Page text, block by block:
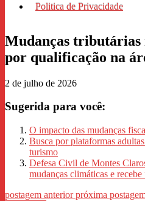
Politica de Privacidade
Mudanças tributárias
por qualificação na
2 de julho de 2026
Sugerida para você:
O impacto das mudanças
Busca por plataformas
turismo
Defesa Civil de Montes
mudanças climáticas e
postagem anteriorpróxima